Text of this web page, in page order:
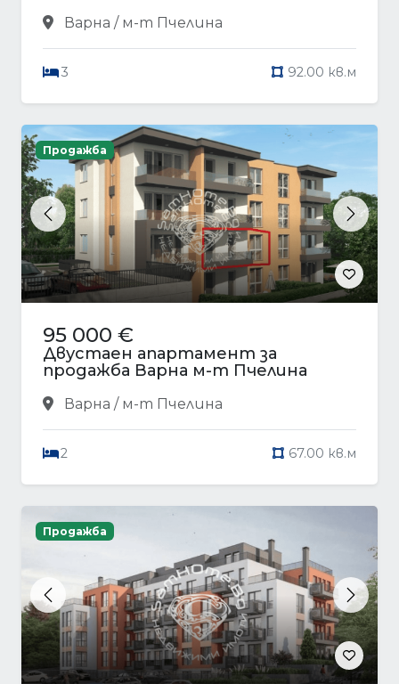
Варна / м-т Пчелина
3 92.00 кв.м
Previous Next
Продажба
95 000 €
Двустаен апартамент за
продажба Варна м-т Пчелина
Варна / м-т Пчелина
2 67.00 кв.м
Previous Next
Продажба